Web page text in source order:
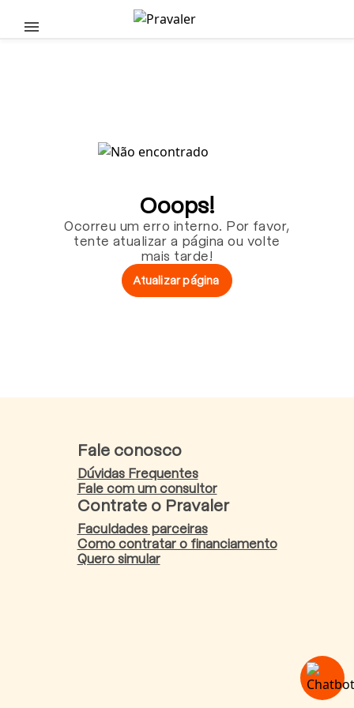
Pular para o conteúdo principal
Ooops!
Ocorreu um erro interno. Por favor,
tente atualizar a página ou volte
mais tarde!
Atualizar página
Fale conosco
Dúvidas Frequentes
Fale com um consultor
Contrate o Pravaler
Faculdades parceiras
Como contratar o financiamento
Quero simular